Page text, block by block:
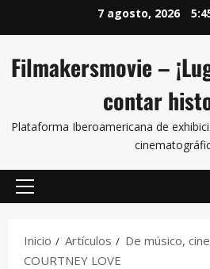
7 agosto, 2026
Filmakersmovie –
contar
Plataforma Iberoamericana de
Inicio Artículos
De músico,
COURTNEY LOVE